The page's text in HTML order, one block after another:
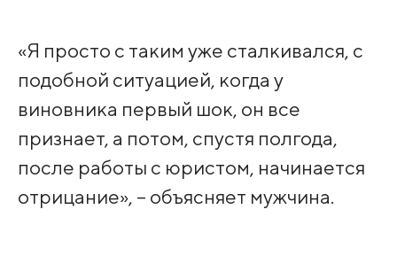
«Я просто с таким уже сталкивался, с
подобной ситуацией, когда у
виновника первый шок, он все
признает, а потом, спустя полгода,
после работы с юристом, начинается
отрицание», – объясняет мужчина.